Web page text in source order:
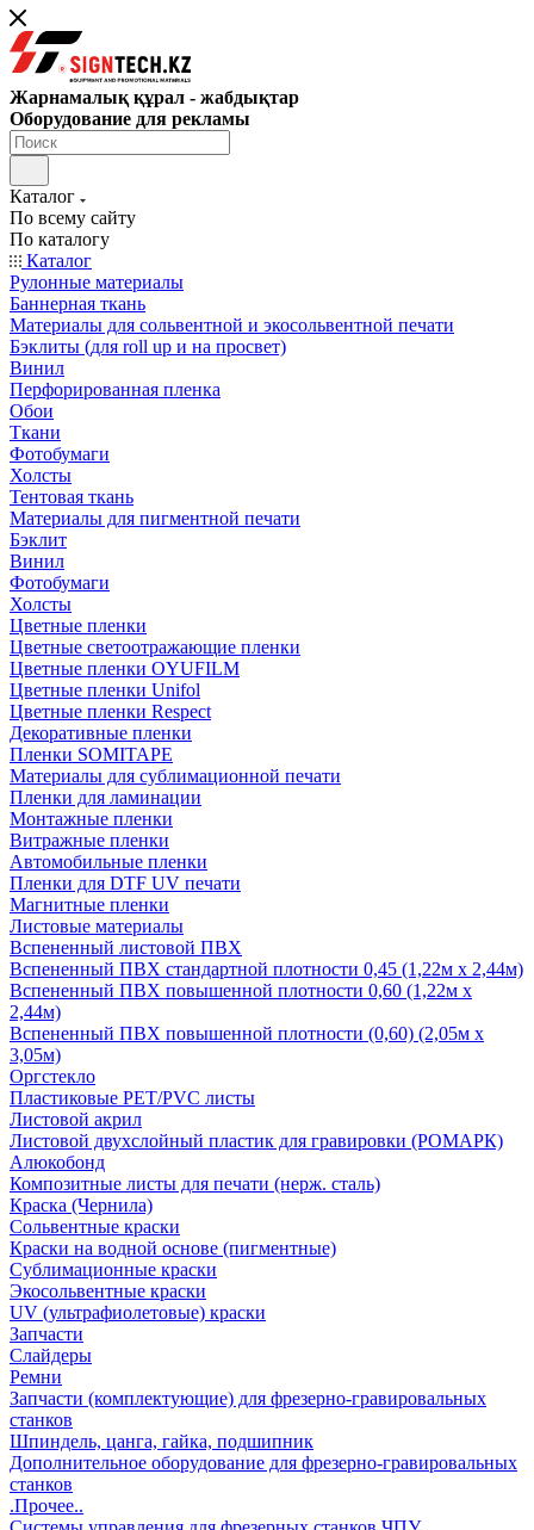
Жарнамалық құрал - жабдықтар
Оборудование для рекламы
Каталог
По всему сайту
По каталогу
Каталог
Рулонные материалы
Баннерная ткань
Материалы для сольвентной и экосольвентной печати
Бэклиты (для roll up и на просвет)
Винил
Перфорированная пленка
Обои
Ткани
Фотобумаги
Холсты
Тентовая ткань
Материалы для пигментной печати
Бэклит
Винил
Фотобумаги
Холсты
Цветные пленки
Цветные светоотражающие пленки
Цветные пленки OYUFILM
Цветные пленки Unifol
Цветные пленки Respect
Декоративные пленки
Пленки SOMITAPE
Материалы для сублимационной печати
Пленки для ламинации
Монтажные пленки
Витражные пленки
Автомобильные пленки
Пленки для DTF UV печати
Магнитные пленки
Листовые материалы
Вспененный листовой ПВХ
Вспененный ПВХ стандартной плотности 0,45 (1,22м х 2,44м)
Вспененный ПВХ повышенной плотности 0,60 (1,22м х
2,44м)
Вспененный ПВХ повышенной плотности (0,60) (2,05м х
3,05м)
Оргстекло
Пластиковые PET/PVC листы
Листовой акрил
Листовой двухслойный пластик для гравировки (РОМАРК)
Алюкобонд
Композитные листы для печати (нерж. сталь)
Краска (Чернила)
Сольвентные краски
Краски на водной основе (пигментные)
Сублимационные краски
Экосольвентные краски
UV (ультрафиолетовые) краски
Запчасти
Слайдеры
Ремни
Запчасти (комплектующие) для фрезерно-гравировальных
станков
Шпиндель, цанга, гайка, подшипник
Дополнительное оборудование для фрезерно-гравировальных
станков
.Прочее..